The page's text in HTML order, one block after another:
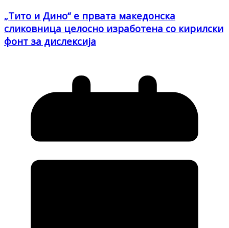
„Тито и Дино“ е првата македонска
сликовница целосно изработена со кирилски
фонт за дислексија